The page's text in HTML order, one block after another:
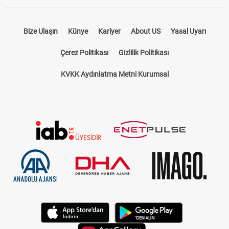
Bize Ulaşın Künye Kariyer About US Yasal Uyarı
Çerez Politikası Gizlilik Politikası
KVKK Aydınlatma Metni Kurumsal